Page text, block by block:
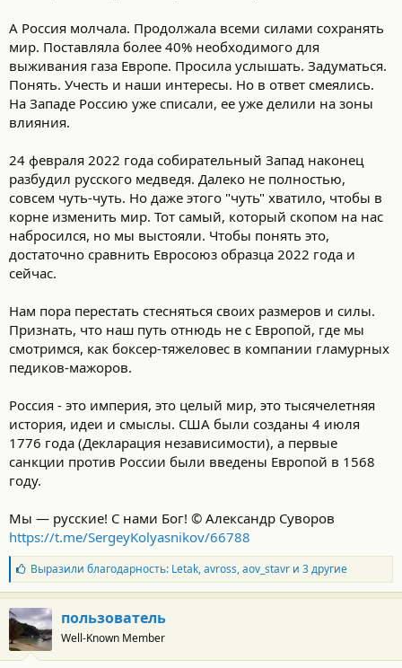
А Россия молчала. Продолжала всеми силами сохранять
мир. Поставляла более 40% необходимого для
выживания газа Европе. Просила услышать. Задуматься.
Понять. Учесть и наши интересы. Но в ответ смеялись.
На Западе Россию уже списали, ее уже делили на зоны
влияния.
24 февраля 2022 года собирательный Запад наконец
разбудил русского медведя. Далеко не полностью,
совсем чуть-чуть. Но даже этого "чуть" хватило, чтобы в
корне изменить мир. Тот самый, который скопом на нас
набросился, но мы выстояли. Чтобы понять это,
достаточно сравнить Евросоюз образца 2022 года и
сейчас.
Нам пора перестать стесняться своих размеров и силы.
Признать, что наш путь отнюдь не с Европой, где мы
смотримся, как боксер-тяжеловес в компании гламурных
педиков-мажоров.
Россия - это империя, это целый мир, это тысячелетняя
история, идеи и смыслы. США были созданы 4 июля
1776 года (Декларация независимости), а первые
санкции против России были введены Европой в 1568
году.
Мы — русские! С нами Бог! © Александр Суворов
https://t.me/SergeyKolyasnikov/66788
Б
л
а
г
о
д
а
Выразили благодарность: Letak,avross,aov_stavrи 3 другие
пользователь
Well-Known Member